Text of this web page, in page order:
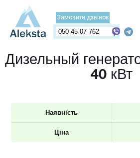
Замовити дзвінок
050 45 07 762
Дизельный
40 кВт
Наявність
Ціна